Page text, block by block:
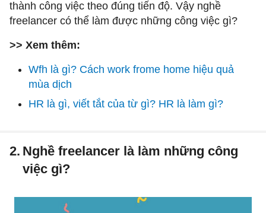
thành công việc theo đúng tiến độ. Vậy nghề
freelancer có thể làm được những công việc gì?
>> Xem thêm:
Wfh là gì? Cách work frome home hiệu quả
mùa dịch
HR là gì, viết tắt của từ gì? HR là làm gì?
Nghề freelancer là làm những công
việc gì?
2.